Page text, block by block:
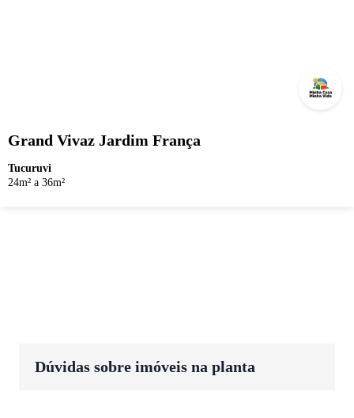
Grand Vivaz Jardim França
Tucuruvi
24m² a 36m²
Dúvidas sobre imóveis na planta